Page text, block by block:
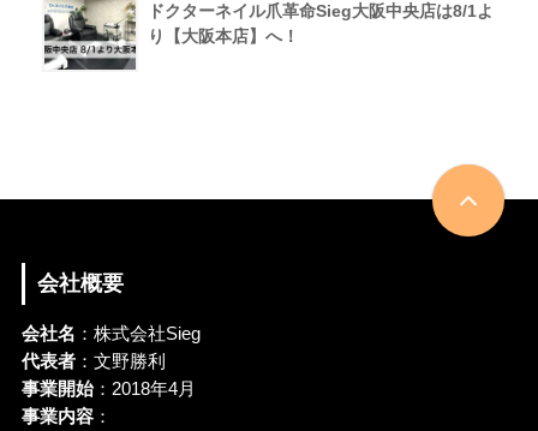
ドクターネイル爪革命Sieg大阪中央店は8/1よ
り【大阪本店】へ！
会社概要
会社名 ：株式会社Sieg
代表者：文野勝利
事業開始：2018年4月
事業内容：